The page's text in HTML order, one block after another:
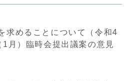
求めることについて（令和4
月）臨時会提出議案の意見